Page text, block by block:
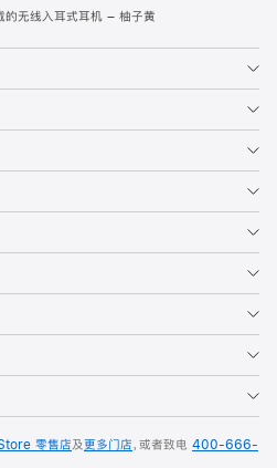
无线入耳式耳机 – 柚子黄
零售店及更多门店，或者致电 400-666-